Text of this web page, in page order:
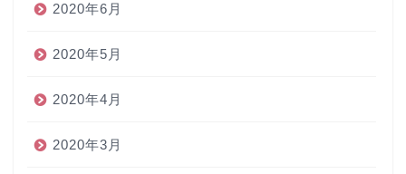
2020年6月
2020年5月
2020年4月
2020年3月